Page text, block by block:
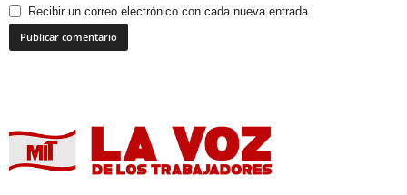
Recibir un correo electrónico con cada nueva entrada.